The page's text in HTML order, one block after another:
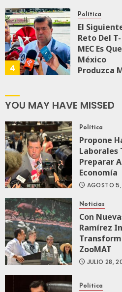
Economía
JULIO 28,
0
159
4
Política
El
Reto Del T-
MEC Es Que
México
Produzca
JULIO 24,
YOU MAY HAVE MISSED
Política
Propone
Laborales
Preparar
Economía
AGOSTO
Noticias
Con
Ramírez
ZooMAT
JULIO 28,
Política